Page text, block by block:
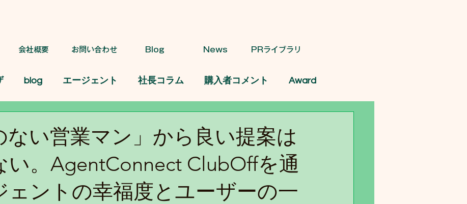
会社概要 お問い合わせ Blog News PRライブラリ
blog エージェント 社長コラム 購入者コメント Award
ない営業マン」から良い提案は
い。AgentConnect ClubOffを通
ェントの幸福度とユーザーの一